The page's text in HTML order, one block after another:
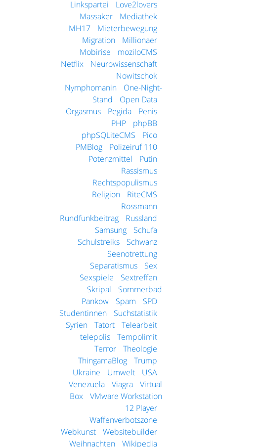
Linkspartei
Love2lovers
Massaker
Mediathek
MH17
Mieterbewegung
Migration
Millionaer
Mobirise
moziloCMS
Netflix
Neurowissenschaft
Nowitschok
Nymphomanin
One-Night-
Stand
Open Data
Orgasmus
Pegida
Penis
PHP
phpBB
phpSQLiteCMS
Pico
PMBlog
Polizeiruf 110
Potenzmittel
Putin
Rassismus
Rechtspopulismus
Religion
RiteCMS
Rossmann
Rundfunkbeitrag
Russland
Samsung
Schufa
Schulstreiks
Schwanz
Seenotrettung
Separatismus
Sex
Sexspiele
Sextreffen
Skripal
Sommerbad
Pankow
Spam
SPD
Studentinnen
Suchstatistik
Syrien
Tatort
Telearbeit
telepolis
Tempolimit
Terror
Theologie
ThingamaBlog
Trump
Ukraine
Umwelt
USA
Venezuela
Viagra
Virtual
Box
VMware Workstation
12 Player
Waffenverbotszone
Webkunst
Websitebuilder
Weihnachten
Wikipedia